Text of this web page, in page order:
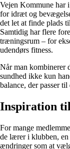
Vejen Kommune har
for idræt og
det let at finde plads
Samtidig har flere
træningsrum – for
udendørs fitness.
Når man kombinerer
sundhed ikke kun
balance, der passer
Inspiration
For mange
de lærer i klubben,
ændringer som at